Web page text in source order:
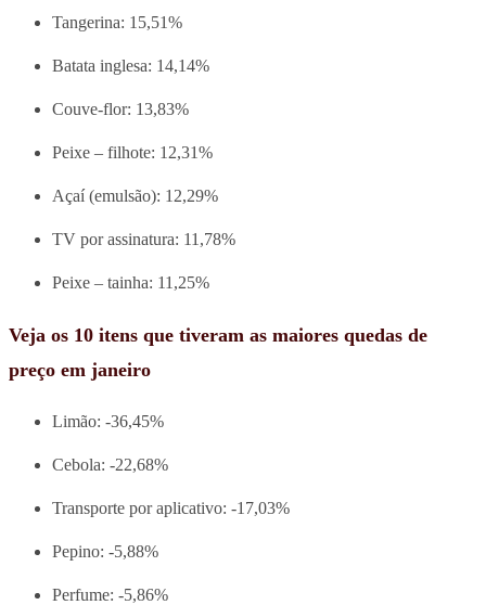
Tangerina: 15,51%
Batata inglesa: 14,14%
Couve-flor: 13,83%
Peixe – filhote: 12,31%
Açaí (emulsão): 12,29%
TV por assinatura: 11,78%
Peixe – tainha: 11,25%
Veja os 10 itens que tiveram as maiores quedas de
preço em janeiro
Limão: -36,45%
Cebola: -22,68%
Transporte por aplicativo: -17,03%
Pepino: -5,88%
Perfume: -5,86%